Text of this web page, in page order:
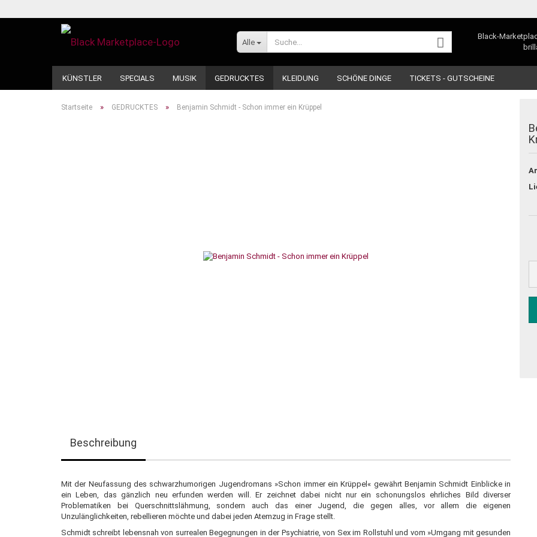
Lieferland
Konto
Alle
Black-
KÜNSTLER SPECIALS MUSIK GEDRUCKTES KLEIDUNG SCHÖNE DINGE TICKETS - GUTSCHEINE
Startseite » GEDRUCKTES » Benjamin Schmidt - Schon immer ein Krüppel
Beschreibung
Mit der Neufassung des schwarzhumorigen Jugendromans »Schon immer ein Krüppel« gewährt Benjamin Schmidt Einblicke in
ein Leben, das gänzlich neu erfunden werden will. Er zeichnet dabei nicht nur ein schonungslos ehrliches Bild diverser
Problematiken bei Querschnittslähmung, sondern auch das einer Jugend, die gegen alles, vor allem die eigenen
Unzulänglichkeiten, rebellieren möchte und dabei jeden Atemzug in Frage stellt.
Schmidt schreibt lebensnah von surrealen Begegnungen in der Psychiatrie, von Sex im Rollstuhl und vom »Umgang mit gesunden